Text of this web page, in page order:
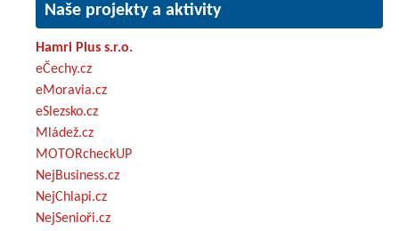
Naše projekty a aktivity
Hamri Plus s.r.o.
eČechy.cz
eMoravia.cz
eSlezsko.cz
Mládež.cz
MOTORcheckUP
NejBusiness.cz
NejChlapi.cz
NejSenioři.cz